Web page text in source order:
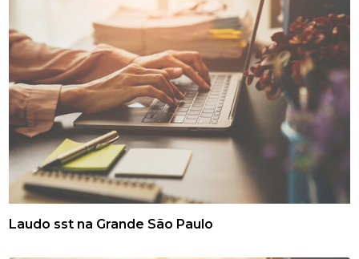
Laudo sst na Grande São Paulo